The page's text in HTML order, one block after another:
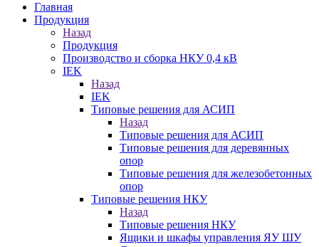
Главная
Продукция
Назад
Продукция
Производство и сборка НКУ 0,4 кВ
IEK
Назад
IEK
Типовые решения для АСИП
Назад
Типовые решения для АСИП
Типовые решения для деревянных
опор
Типовые решения для железобетонных
опор
Типовые решения НКУ
Назад
Типовые решения НКУ
Ящики и шкафы управления ЯУ ШУ